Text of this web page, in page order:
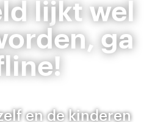
lijkt wel
ga
en de kinderen